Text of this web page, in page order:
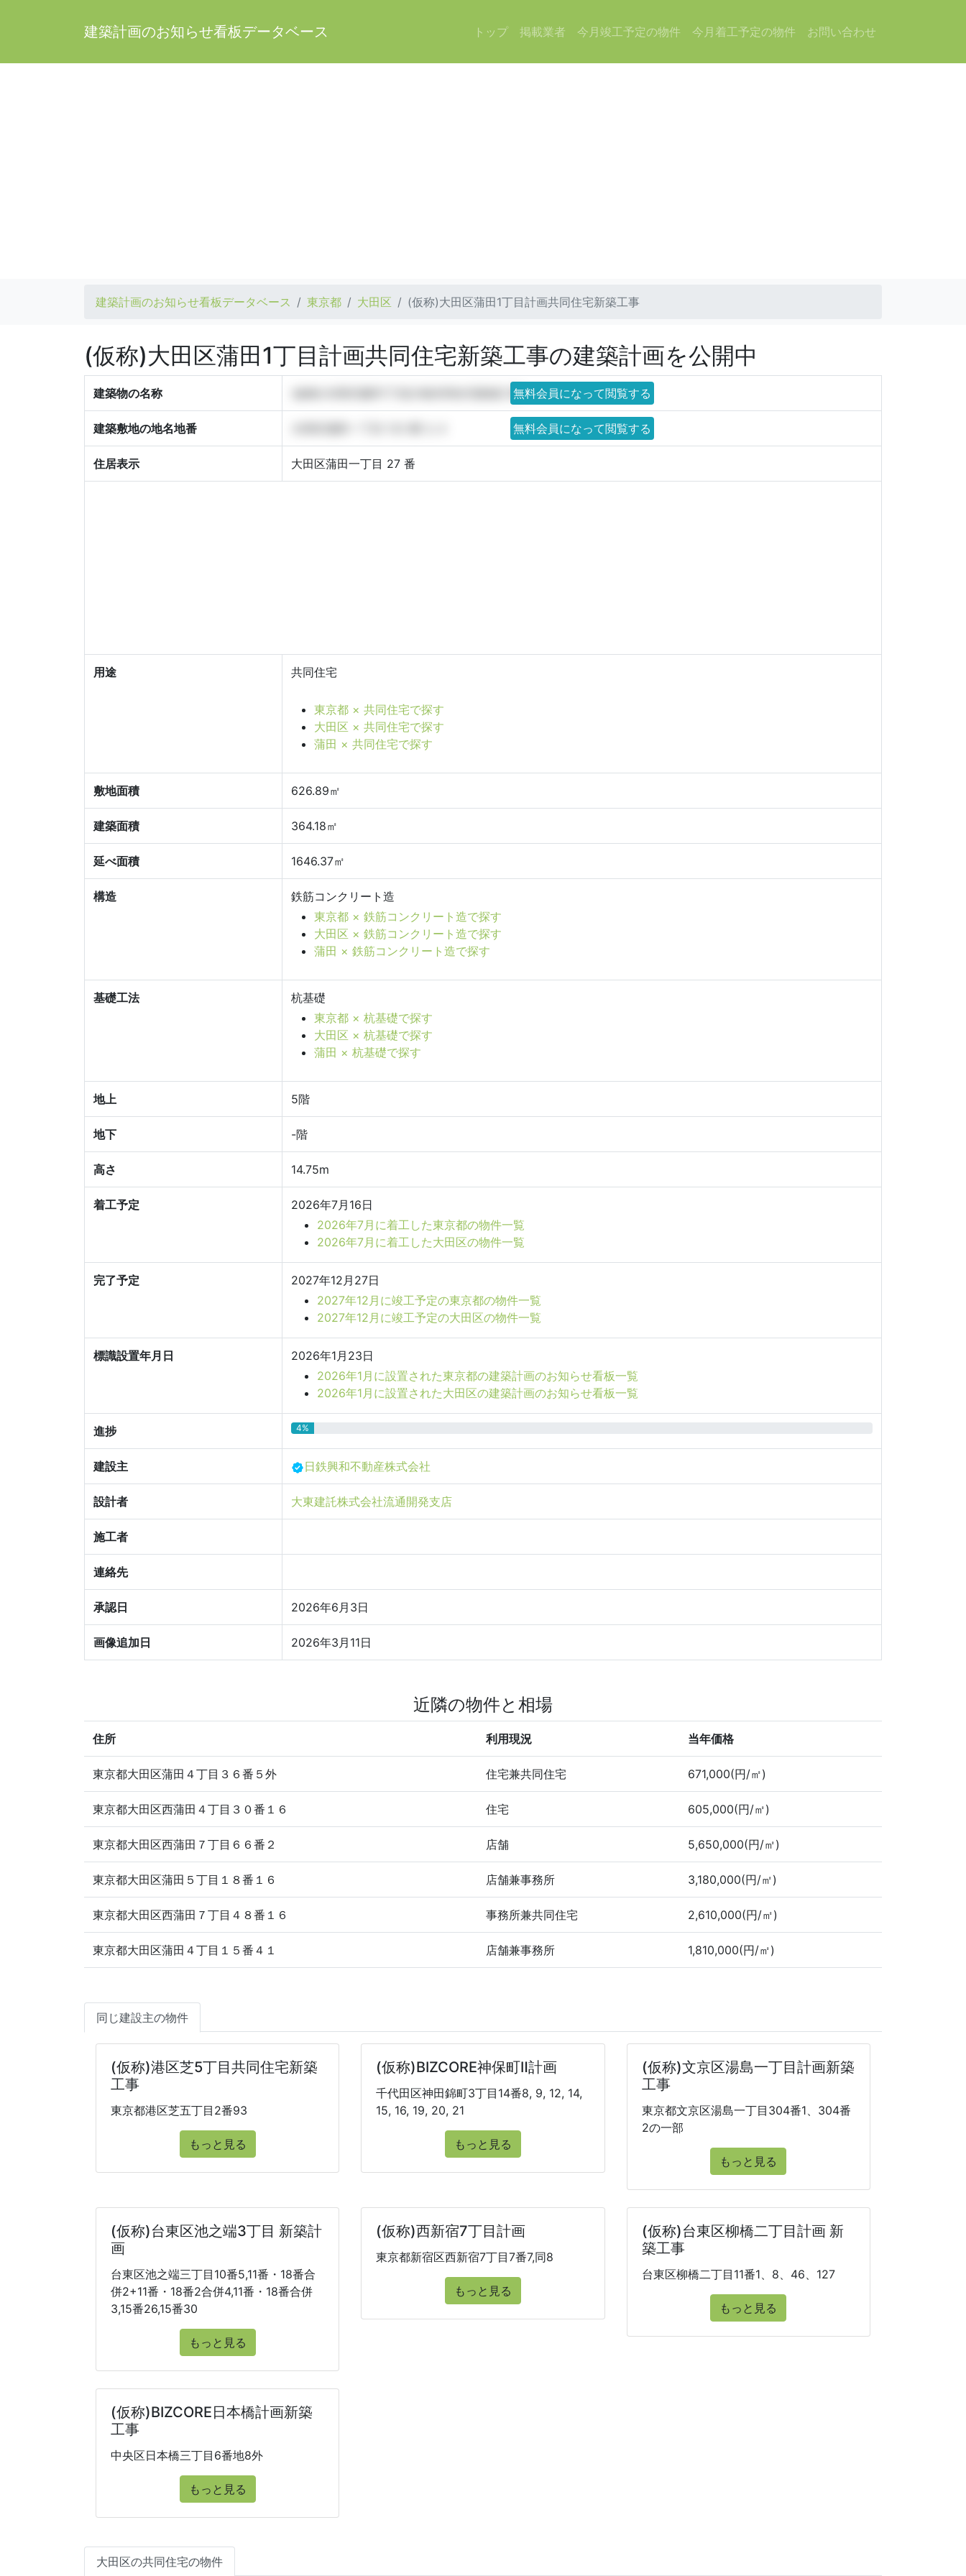
建築計画のお知らせ看板データベース トップ 掲載業者 今月竣工予定の物件 今月着工予定の物件 お問い合わせ
建築計画のお知らせ看板データベース 東京都 大田区 (仮称)大田区蒲田1丁目計画共同住宅新築工事
(仮称)大田区蒲田1丁目計画共同住宅新築工事の建築計画を公開中
建築物の名称 (仮称)大田区蒲田1丁目計画共同住宅新築工事無料会員になって閲覧する
建築敷地の地名地番 無料会員になって閲覧する
住居表示 大田区蒲田一丁目 27 番
用途 共同住宅
東京都 × 共同住宅で探す
大田区 × 共同住宅で探す
蒲田 × 共同住宅で探す
敷地面積 626.89㎡
建築面積 364.18㎡
延べ面積 1646.37㎡
構造
鉄筋コンクリート造
東京都 × 鉄筋コンクリート造で探す
大田区 × 鉄筋コンクリート造で探す
蒲田 × 鉄筋コンクリート造で探す
基礎工法
杭基礎
東京都 × 杭基礎で探す
大田区 × 杭基礎で探す
蒲田 × 杭基礎で探す
地上 5階
地下 -階
高さ 14.75m
着工予定
2026年7月16日
2026年7月に着工した東京都の物件一覧
2026年7月に着工した大田区の物件一覧
完了予定
2027年12月27日
2027年12月に竣工予定の東京都の物件一覧
2027年12月に竣工予定の大田区の物件一覧
標識設置年月日
2026年1月23日
2026年1月に設置された東京都の建築計画のお知らせ看板一覧
2026年1月に設置された大田区の建築計画のお知らせ看板一覧
進捗 4%
建設主 日鉄興和不動産株式会社
設計者 大東建託株式会社流通開発支店
施工者
連絡先
承認日 2026年6月3日
画像追加日 2026年3月11日
近隣の物件と相場
住所 利用現況 当年価格
東京都大田区蒲田４丁目３６番５外 住宅兼共同住宅 671,000(円/㎡)
東京都大田区西蒲田４丁目３０番１６ 住宅 605,000(円/㎡)
東京都大田区西蒲田７丁目６６番２ 店舗 5,650,000(円/㎡)
東京都大田区蒲田５丁目１８番１６ 店舗兼事務所 3,180,000(円/㎡)
東京都大田区西蒲田７丁目４８番１６ 事務所兼共同住宅 2,610,000(円/㎡)
東京都大田区蒲田４丁目１５番４１ 店舗兼事務所 1,810,000(円/㎡)
同じ建設主の物件
(仮称)港区芝5丁目共同住宅新築
工事
東京都港区芝五丁目2番93
もっと見る
(仮称)BIZCORE神保町Ⅱ計画
千代田区神田錦町3丁目14番8, 9, 12, 14,
15, 16, 19, 20, 21
もっと見る
(仮称)文京区湯島一丁目計画新築
工事
東京都文京区湯島一丁目304番1、304番
2の一部
もっと見る
(仮称)台東区池之端3丁目 新築計
画
台東区池之端三丁目10番5,11番・18番合
併2+11番・18番2合併4,11番・18番合併
3,15番26,15番30
もっと見る
(仮称)西新宿7丁目計画
東京都新宿区西新宿7丁目7番7,同8
もっと見る
(仮称)台東区柳橋二丁目計画 新
築工事
台東区柳橋二丁目11番1、8、46、127
もっと見る
(仮称)BIZCORE日本橋計画新築
工事
中央区日本橋三丁目6番地8外
もっと見る
大田区の共同住宅の物件